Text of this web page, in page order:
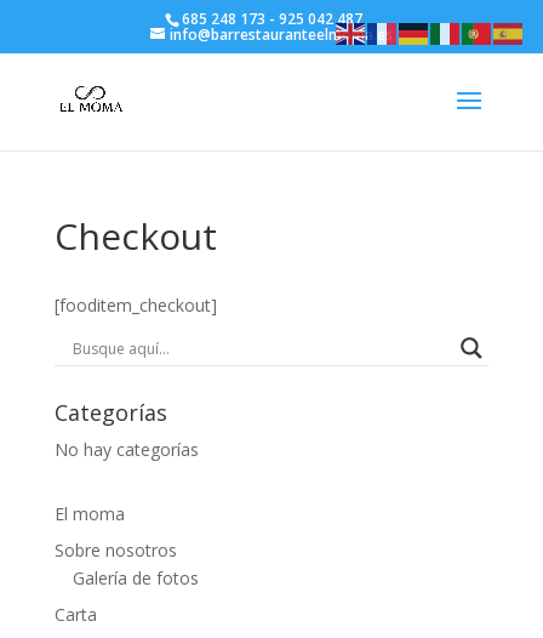
685 248 173 - 925 042 487
info@barrestauranteelmoma.es
Checkout
[fooditem_checkout]
Categorías
No hay categorías
El moma
Sobre nosotros
Galería de fotos
Carta